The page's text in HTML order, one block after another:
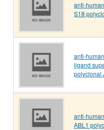
anti-
S18
anti-
ligand
polyclonal
anti-
ABL1